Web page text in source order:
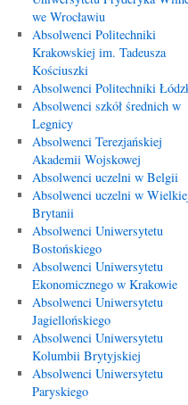
we Wrocławiu
Absolwenci Politechniki
Krakowskiej im. Tadeusza
Kościuszki
Absolwenci Politechniki
Absolwenci szkół średnich w
Legnicy
Absolwenci Terezjańskiej
Akademii Wojskowej
Absolwenci uczelni w Belgii
Absolwenci uczelni w
Brytanii
Absolwenci Uniwersytetu
Bostońskiego
Absolwenci Uniwersytetu
Ekonomicznego w Krakowie
Absolwenci Uniwersytetu
Jagiellońskiego
Absolwenci Uniwersytetu
Kolumbii Brytyjskiej
Absolwenci Uniwersytetu
Paryskiego